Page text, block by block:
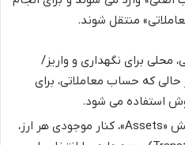
منتقل شوند.
محلی برای نگهداری و واریز/
که حساب معاملاتی، برای
استفاده می شود.
در بخش «Assets»، کنار موجودی هر ارز،